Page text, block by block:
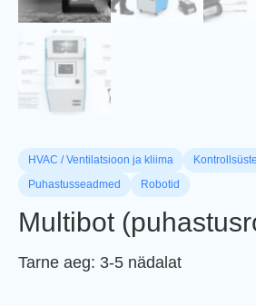
HVAC / Ventilatsioon ja kliima
Puhastusseadmed
Robotid
Multibot
Tarne aeg: 3-5 nädalat